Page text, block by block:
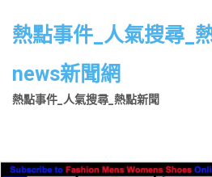
熱點事件_人氣搜尋_
news新聞網
熱點事件_人氣搜尋_熱點新聞